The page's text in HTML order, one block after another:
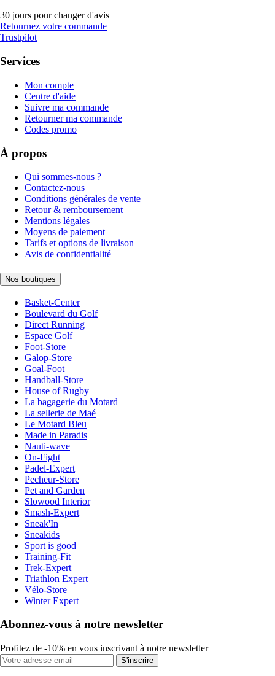
30 jours pour changer d'avis
Retournez votre commande
Trustpilot
Services
Mon compte
Centre d'aide
Suivre ma commande
Retourner ma commande
Codes promo
À propos
Qui sommes-nous ?
Contactez-nous
Conditions générales de vente
Retour & remboursement
Mentions légales
Moyens de paiement
Tarifs et options de livraison
Avis de confidentialité
Nos boutiques
Basket-Center
Boulevard du Golf
Direct Running
Espace Golf
Foot-Store
Galop-Store
Goal-Foot
Handball-Store
House of Rugby
La bagagerie du Motard
La sellerie de Maé
Le Motard Bleu
Made in Paradis
Nauti-wave
On-Fight
Padel-Expert
Pecheur-Store
Pet and Garden
Slowood Interior
Smash-Expert
Sneak'In
Sneakids
Sport is good
Training-Fit
Trek-Expert
Triathlon Expert
Vélo-Store
Winter Expert
Abonnez-vous à notre newsletter
Profitez de -10% en vous inscrivant à notre newsletter
S'inscrire